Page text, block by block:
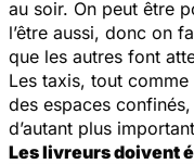
au soir. On peut être
l’être aussi, donc on
que les autres font
Les taxis, tout
des espaces
d’autant plus
Les livreurs doivent